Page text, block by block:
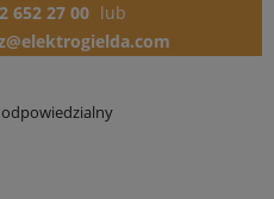
652 27 00 lub